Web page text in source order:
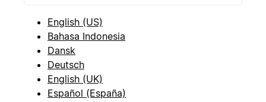
English (US)
Bahasa Indonesia
Dansk
Deutsch
English (UK)
Español (España)